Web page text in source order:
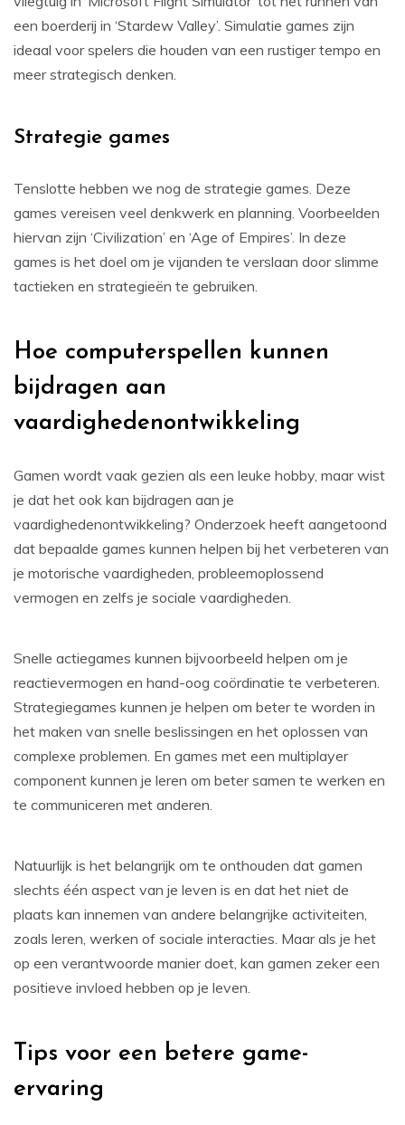
een boerderij in ‘Stardew Valley’. Simulatie games zijn
ideaal voor spelers die houden van een rustiger tempo en
meer strategisch denken.
Strategie games
Tenslotte hebben we nog de strategie games. Deze
games vereisen veel denkwerk en planning. Voorbeelden
hiervan zijn ‘Civilization’ en ‘Age of Empires’. In deze
games is het doel om je vijanden te verslaan door slimme
tactieken en strategieën te gebruiken.
Hoe computerspellen kunnen
bijdragen aan
vaardighedenontwikkeling
Gamen wordt vaak gezien als een leuke hobby, maar wist
je dat het ook kan bijdragen aan je
vaardighedenontwikkeling? Onderzoek heeft aangetoond
dat bepaalde games kunnen helpen bij het verbeteren van
je motorische vaardigheden, probleemoplossend
vermogen en zelfs je sociale vaardigheden.
Snelle actiegames kunnen bijvoorbeeld helpen om je
reactievermogen en hand-oog coördinatie te verbeteren.
Strategiegames kunnen je helpen om beter te worden in
het maken van snelle beslissingen en het oplossen van
complexe problemen. En games met een multiplayer
component kunnen je leren om beter samen te werken en
te communiceren met anderen.
Natuurlijk is het belangrijk om te onthouden dat gamen
slechts één aspect van je leven is en dat het niet de
plaats kan innemen van andere belangrijke activiteiten,
zoals leren, werken of sociale interacties. Maar als je het
op een verantwoorde manier doet, kan gamen zeker een
positieve invloed hebben op je leven.
Tips voor een betere game-
ervaring